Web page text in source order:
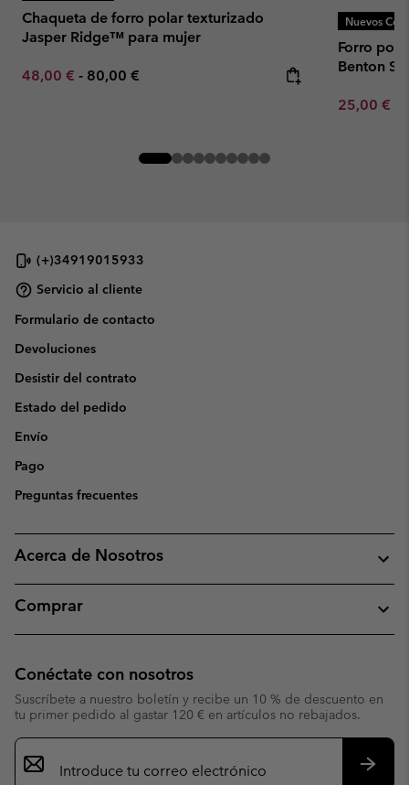
Chaqueta de forro polar texturizado
Jasper Ridge™ para mujer
Minimum sale price:
48,00 € - Maximum price:
80,00 €
Nuevos
Forro
Benton
Minimum
25,00 €
(+)34919015933
Servicio al cliente
Formulario de contacto
Devoluciones
Desistir del contrato
Estado del pedido
Envío
Pago
Preguntas frecuentes
Acerca de Nosotros
Comprar
Conéctate con nosotros
Suscríbete a nuestro boletín y recibe un 10 % de descuento en
tu primer pedido al gastar 120 € en artículos no rebajados.
Suscripción
de